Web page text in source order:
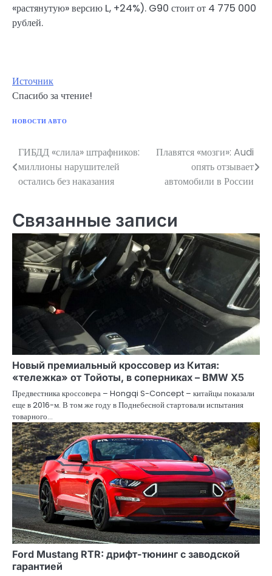
«растянутую» версию L, +24%). G90 стоит от 4 775 000
рублей.
Источник
Спасибо за чтение!
НОВОСТИ АВТО
Навигация
по
ГИБДД «слила» штрафников:
миллионы нарушителей
остались без наказания
Плавятся «мозги»: Audi
опять отзывает
автомобили в России
Связанные записи
Новый премиальный кроссовер из Китая:
«тележка» от Тойоты, в соперниках – BMW X5
Предвестника кроссовера – Hongqi S-Concept – китайцы показали
еще в 2016-м. В том же году в Поднебесной стартовали испытания
товарного…
Ford Mustang RTR: дрифт-тюнинг с заводской
гарантией